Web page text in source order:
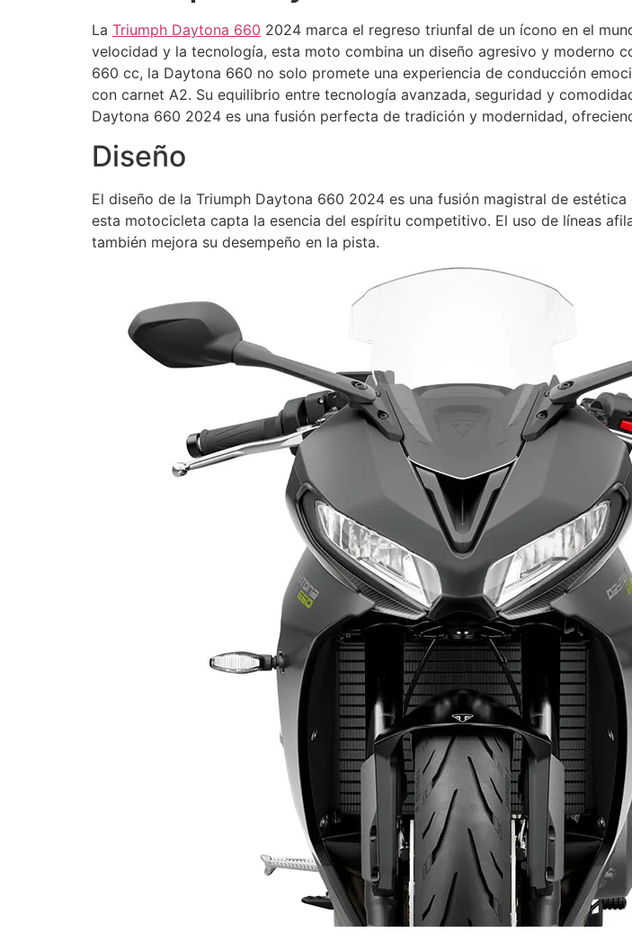
La Triumph Daytona 660 2024 marca el regreso triunfal de un ícono en el
velocidad y la tecnología, esta moto combina un diseño agresivo y moderno
660 cc, la Daytona 660 no solo promete una experiencia de conducción
con carnet A2. Su equilibrio entre tecnología avanzada, seguridad y
Daytona 660 2024 es una fusión perfecta de tradición y modernidad,
Diseño
El diseño de la Triumph Daytona 660 2024 es una fusión magistral de
esta motocicleta capta la esencia del espíritu competitivo. El uso de líneas
también mejora su desempeño en la pista.